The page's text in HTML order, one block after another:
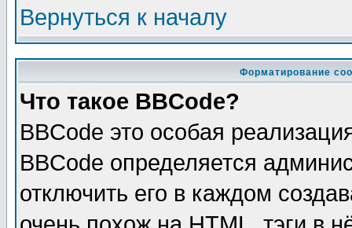
Вернуться к началу
Форматирование
Что такое BBCode?
BBCode это особая
BBCode определяется
отключить его в каждом